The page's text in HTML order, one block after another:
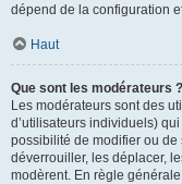
dépend de la configuration
Haut
Que sont les modérateurs ?
Les modérateurs sont des
d’utilisateurs individuels)
possibilité de modifier ou
déverrouiller, les déplacer,
modèrent. En règle